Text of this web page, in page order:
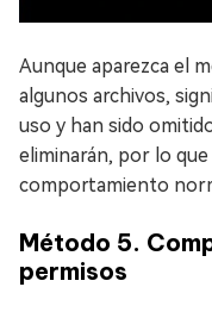
Aunque aparezca el
algunos archivos,
uso y han sido
eliminarán, por lo
comportamiento
Método 5.
permisos